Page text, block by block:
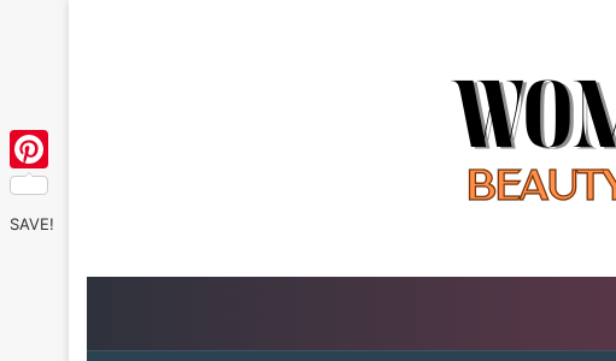
Pinterest
SAVE!